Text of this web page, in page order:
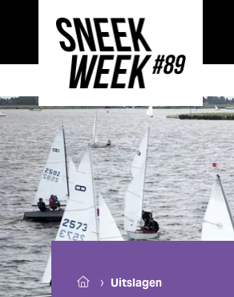
Sneekweek
› Uitslagen